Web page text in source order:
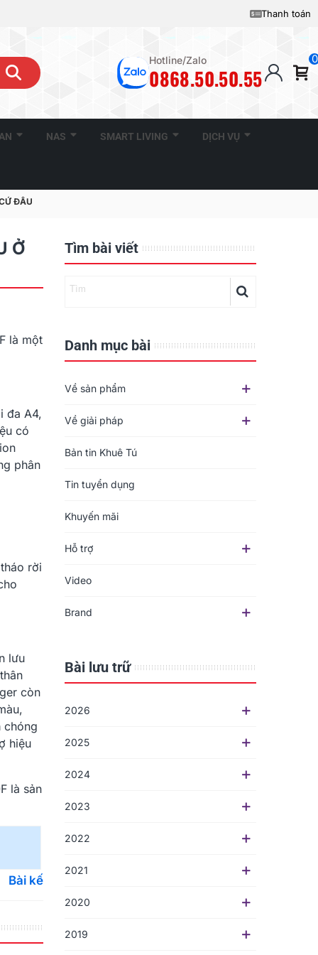
Thanh toán
Hotline/Zalo
0868.50.50.55
0
NAS SMART LIVING DỊCH VỤ
ĐÂU
Tìm bài viết
Danh mục bài
Về sản phẩm
Về giải pháp
Bản tin Khuê Tú
Tin tuyển dụng
Khuyến mãi
Hỗ trợ
Video
Brand
Bài lưu trữ
2026
2025
2024
2023
2022
2021
2020
2019
Ở
là một
đa A4,
có
phân
rời
lưu
còn
chóng
hiệu
là sản
Bài kế